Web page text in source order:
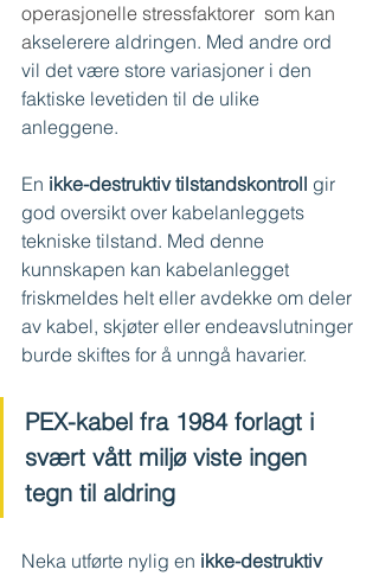
operasjonelle stressfaktorer  som kan
akselerere aldringen. Med andre ord
vil det være store variasjoner i den
faktiske levetiden til de ulike
anleggene.
En ikke-destruktiv tilstandskontroll gir
god oversikt over kabelanleggets
tekniske tilstand. Med denne
kunnskapen kan kabelanlegget
friskmeldes helt eller avdekke om deler
av kabel, skjøter eller endeavslutninger
burde skiftes for å unngå havarier.
PEX-kabel fra 1984 forlagt i
svært vått miljø viste ingen
tegn til aldring
Neka utførte nylig en ikke-destruktiv